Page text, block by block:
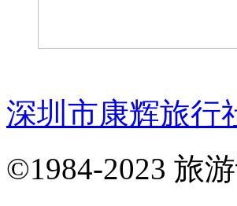
深圳市康辉旅行
©1984-2023 旅